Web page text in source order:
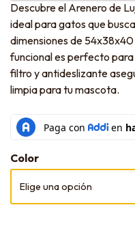
Descubre el Arenero de
ideal para gatos que
dimensiones de
funcional es perfecto para
filtro y antideslizante
limpia para tu mascota.
Color